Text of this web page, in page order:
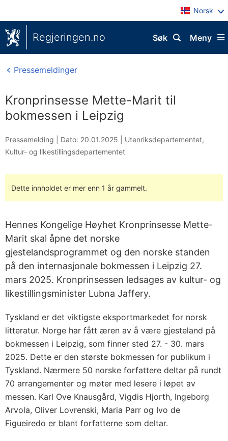
Norsk
Regjeringen.no Meny
Søk
Pressemeldinger
Kronprinsesse Mette-Marit til
bokmessen i Leipzig
Pressemelding | Dato: 20.01.2025 Utenriksdepartementet,
Kultur- og likestillingsdepartementet
Dette innholdet er mer enn 1 år gammelt.
Hennes Kongelige Høyhet Kronprinsesse Mette-
Marit skal åpne det norske
gjestelandsprogrammet og den norske standen
på den internasjonale bokmessen i Leipzig 27.
mars 2025. Kronprinsessen ledsages av kultur- og
likestillingsminister Lubna Jaffery.
Tyskland er det viktigste eksportmarkedet for norsk
litteratur. Norge har fått æren av å være gjesteland på
bokmessen i Leipzig, som finner sted 27. - 30. mars
2025. Dette er den største bokmessen for publikum i
Tyskland. Nærmere 50 norske forfattere deltar på rundt
70 arrangementer og møter med lesere i løpet av
messen. Karl Ove Knausgård, Vigdis Hjorth, Ingeborg
Arvola, Oliver Lovrenski, Maria Parr og Ivo de
Figueiredo er blant forfatterne som deltar.